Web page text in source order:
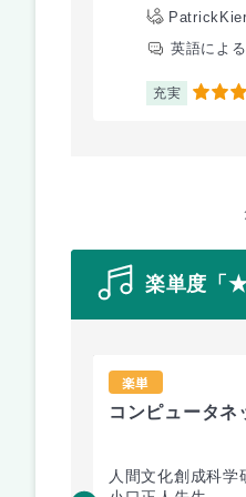
英語によ
充実 4
楽単度「
楽単
コンピュータネ
人間文化創成科学